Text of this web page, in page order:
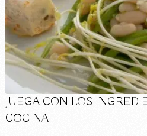
JUEGA CON LOS
COCINA